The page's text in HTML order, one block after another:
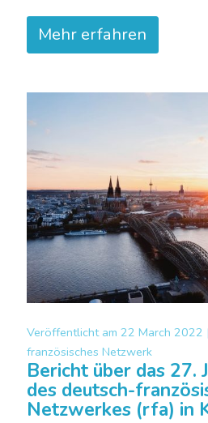
Mehr erfahren
Veröffentlicht am 22 March 2022 |
französisches Netzwerk
Bericht über das 27.
des deutsch-
Netzwerkes (rfa) in